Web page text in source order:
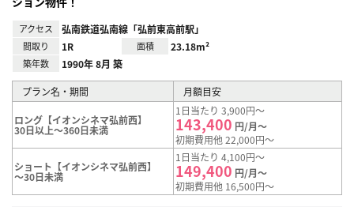
アクセス 弘南鉄道弘南線「弘前東高前駅」
間取り 1R 面積 23.18m²
築年数 1990年 8月 築
プラン名・期間 月額目安
ロング【イオンシネマ弘前西】
30日以上～360日未満
1日当たり 3,900円～
143,400 円/月～
初期費用他 22,000円～
ショート【イオンシネマ弘前西】
～30日未満
1日当たり 4,100円～
149,400 円/月～
初期費用他 16,500円～